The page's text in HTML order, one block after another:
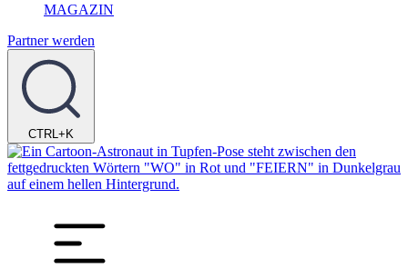
MAGAZIN
Partner werden
CTRL+K